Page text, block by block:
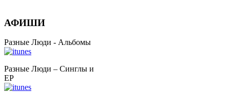
АФИШИ
Разные Люди - Альбомы
Разные Люди – Синглы и
EP